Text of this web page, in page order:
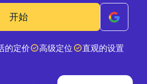
开始
的定价 高级定位
直观的设置